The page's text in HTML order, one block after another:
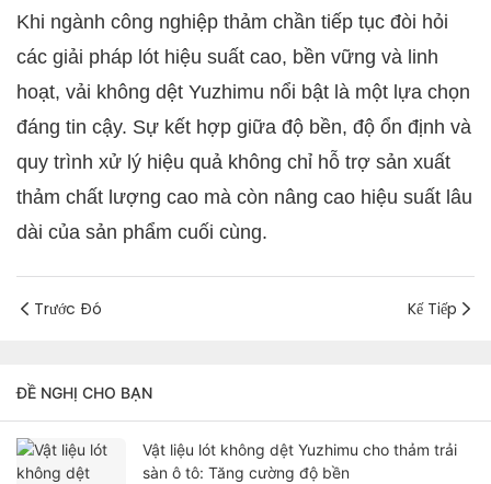
Khi ngành công nghiệp thảm chần tiếp tục đòi hỏi
các giải pháp lót hiệu suất cao, bền vững và linh
hoạt, vải không dệt Yuzhimu nổi bật là một lựa chọn
đáng tin cậy. Sự kết hợp giữa độ bền, độ ổn định và
quy trình xử lý hiệu quả không chỉ hỗ trợ sản xuất
thảm chất lượng cao mà còn nâng cao hiệu suất lâu
dài của sản phẩm cuối cùng.
Trước Đó Kế Tiếp
ĐỀ NGHỊ CHO BẠN
Vật liệu lót không dệt Yuzhimu cho thảm trải
sàn ô tô: Tăng cường độ bền